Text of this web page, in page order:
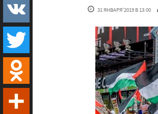
31 ЯНВАРЯ'2019 В 13:00
Facebook
VK
Twitter
Odnoklassniki